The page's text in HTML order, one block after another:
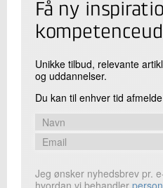
Få ny
Unikke tilbud, relevante
og uddannelser.
Du kan til enhver tid
Jeg ønsker nyhedsbrev pr.